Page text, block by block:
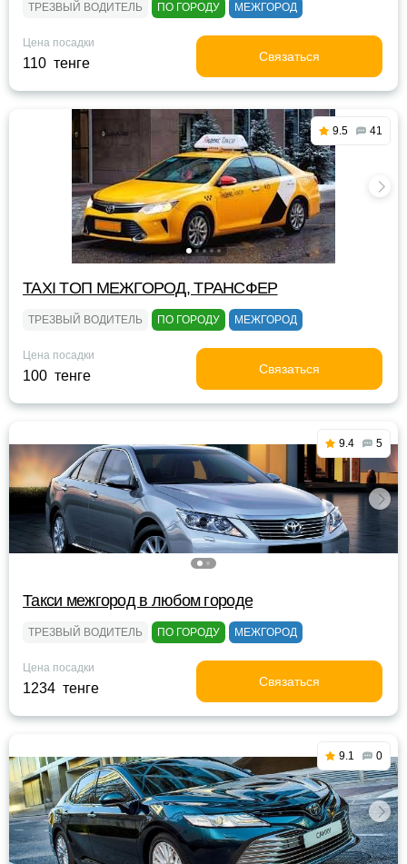
ТРЕЗВЫЙ ВОДИТЕЛЬ ПО ГОРОДУ МЕЖГОРОД
Цена посадки
110 тенге Связаться
9.5 41
TAXI TOП МЕЖГОРОД, ТРАНСФЕР
ТРЕЗВЫЙ ВОДИТЕЛЬ ПО ГОРОДУ МЕЖГОРОД
Цена посадки
100 тенге Связаться
9.4 5
Такси межгород в любом городе
ТРЕЗВЫЙ ВОДИТЕЛЬ ПО ГОРОДУ МЕЖГОРОД
Цена посадки
1234 тенге Связаться
9.1 0